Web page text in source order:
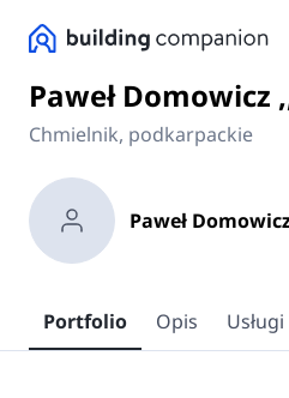
Paweł Domowicz
Chmielnik, podkarpackie
Paweł
Portfolio Opis Usługi